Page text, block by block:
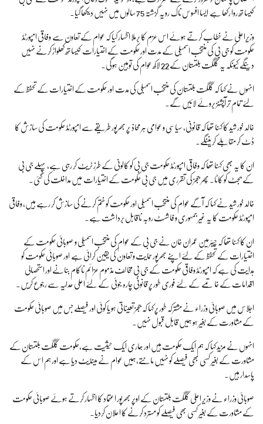
کیساتھ روا رکھا ہے ایسا افسوس ناک رویہ گزشتہ 75 سالوں میں نہیں دیکھا گیا۔
وزیراعلیٰ نے خطاب کرتے ہوئے اس عزم کا برملا اظہار کیا کہ عوام کے تعاون سے وفاقی امپورٹڈ
حکومت کو جی بی کی منتخب اسمبلی کے مدت اور حکومت کے اختیارات کیساتھ کھلواڑ کرنے نہیں
دینگے کیونکہ یہ گلگت بلتستان کے 22 لاکھ عوام کی توہین ہوگی۔
انہوں نے کہا کہ گلگت بلتستان کی منتخب اسمبلی کی مدت اور حکومت کے اختیارات کے تحفظ کے
لئے تمام تر آپشنز بروئے لائیں گے۔
خالد خورشید کا کہنا تھا کہ قانونی، سیاسی و عوامی ہر محاذ پر بھرپور طریقے سے امپورٹڈ حکومت کی سازش کا
ڈٹ کر مقابلے کریںنگے۔
ان کا یہ بھی کہنا تھا کہ وفاقی امپورٹڈ حکومت جی بی کو کالونی کے طرز ٹریٹ کر رہی ہے،پہلے جی بی
کے بجٹ کو کاٹا۔ پھر ججز کی تقرری میں جی بی حکومت کے اختیارات میں مداخلت کی گئی۔
خالد خورشید نے کہا کہ آگے عوام کی منتخب اسمبلی اور حکومت کو ختم کرنے کی سازش کر رہے ہیں، وفاقی
امپورٹڈ حکومت کا یہ غیر جمہوری و فاشسٹ روبہ ناقابل برداشت ہے۔
ان کا کہنا تھا کہ چیئرمین عمران خان نے جی بی کے عوام کی منتخب اسمبلی و صوبائی حکومت کے
اختیارات کے تحفظ کے لئے اپنے بھرپور حمایت و تعاون کی یقین کرائی ہے اور صوبائی حکومت کو
ہدایت کی ہے کہ امپورٹڈ وفاقی حکومت کے جی بی مخالف مذموم عزائم ناکام بنانے اور استحصالی
اقدامات کے خاتمے کے لئے فوری طور پر قانونی چارہ جوئی کے لئے اعلی عدلیہ سے رجوع کریں۔
اجلاس میں صوبائی وزراء نے مشترکہ طور پر کہا کہ ججز تعیناتی ہو یا کوئی اور فیصلے جس میں صوبائی حکومت
کے مشاورت کے بغیر ہو ہمیں قابل قبول نہیں۔
انہوں نے مزید کہا کہ ہم ایک حکومت ہیں اور ہماری ایک حیثیت ہے،حکومت گلگت بلتستان کے
مشاورت کے بغیر کسی بھی فیصلے کو نہیں مانتے،ہمیں عوام نے مینڈیٹ دیا ہے اور ہم اس کے
پاسدار ہیں۔
صوبائی وزراء نے وزیر اعلیٰ گلگت بلتستان کے اوپر بھرپور اعتماد کا اظہار کرتے ہوئے صوبائی حکومت
کے مشاورت کے بغیر کسی بھی فیصلے کو مسترد کرنے کا اعلان کردیا۔